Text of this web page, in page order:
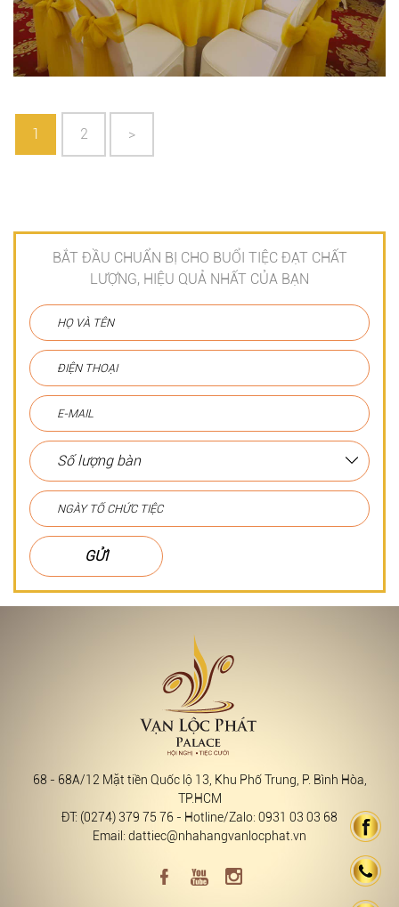
1 2 >
BẮT ĐẦU CHUẨN BỊ CHO BUỔI TIỆC ĐẠT CHẤT
LƯỢNG, HIỆU QUẢ NHẤT CỦA BẠN
GỬI
68 - 68A/12 Mặt tiền Quốc lộ 13, Khu Phố Trung, P. Bình Hòa,
TP.HCM
ĐT: (0274) 379 75 76 - Hotline/Zalo: 0931 03 03 68
Email: dattiec@nhahangvanlocphat.vn